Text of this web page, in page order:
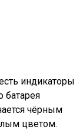
индикаторы
батарея
чёрным
цветом.